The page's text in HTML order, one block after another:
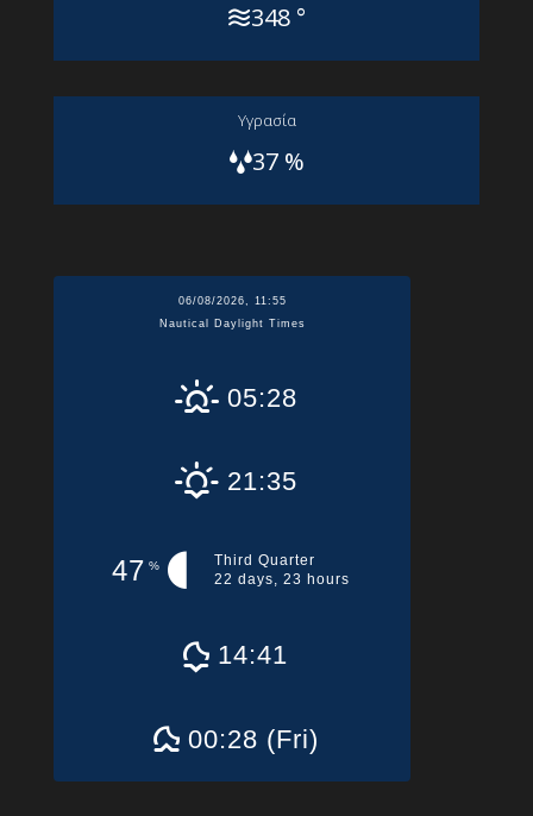
348 °
Yγρασία
37 %
06/08/2026, 11:55
Nautical Daylight Times
05:28
21:35
47 %
Third Quarter
22 days, 23 hours
14:41
00:28 (Fri)